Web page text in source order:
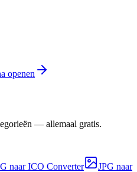
openen
— allemaal gratis.
naar ICO Converter
JPG naar